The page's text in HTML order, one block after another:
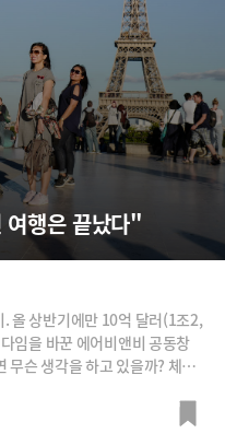
행은 끝났다"
올 상반기에만 10억 달러(1조2,
임을 바꾼 에어비앤비 공동창
무슨 생각을 하고 있을까? 체스
180도 바뀔 것이라고 말했다.